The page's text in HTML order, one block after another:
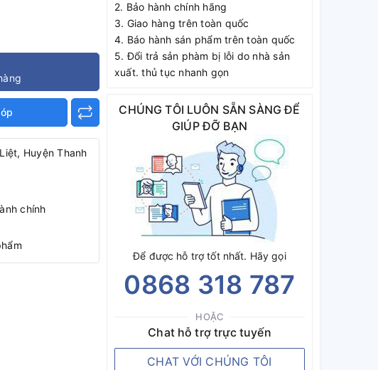
Huyện Thanh
chính
2. Bảo hành chính hãng
3. Giao hàng trên toàn quốc
4. Báo hành sán phẩm trên toàn quốc
5. Đổi trả sản phàm bị lỗi do nhà sản
xuất. thủ tục nhanh gọn
CHÚNG TÔI LUÔN SẴN SÀNG ĐỂ
GIÚP ĐỠ BẠN
Để được hỗ trợ tốt nhất. Hãy gọi
0868 318 787
HOẶC
Chat hỗ trợ trực tuyến
CHAT VỚI CHÚNG TÔI